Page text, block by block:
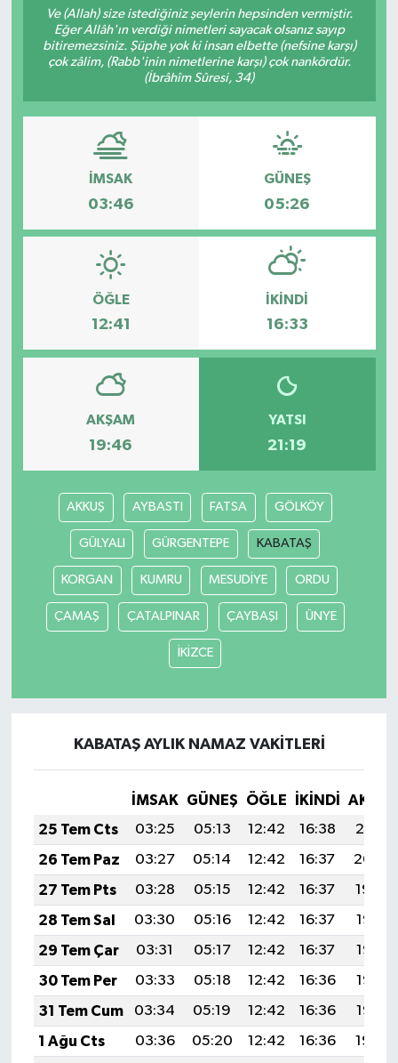
Ve (Allah) size istediğiniz şeylerin hepsinden vermiştir.
Eğer Allâh'ın verdiği nimetleri sayacak olsanız sayıp
bitiremezsiniz. Şüphe yok ki insan elbette (nefsine karşı)
çok zâlim, (Rabb'inin nimetlerine karşı) çok nankördür.
(İbrâhîm Sûresi, 34)
İMSAK
03:46
GÜNEŞ
05:26
ÖĞLE
12:41
İKINDI
16:33
AKŞAM
19:46
YATSI
21:19
AKKUŞ AYBASTI FATSA GÖLKÖY
GÜLYALI GÜRGENTEPE KABATAŞ
KORGAN KUMRU MESUDİYE ORDU
ÇAMAŞ ÇATALPINAR ÇAYBAŞI ÜNYE
İKİZCE
KABATAŞ AYLIK NAMAZ VAKITLERI
İMSAK GÜNEŞ ÖĞLE İKINDI
25 Tem Cts
03:25 05:13 12:42 16:38
20:01
26 Tem Paz
03:27 05:14 12:42 16:37
20:00
27 Tem Pts
03:28 05:15 12:42 16:37
19:59
28 Tem Sal
03:30 05:16 12:42 16:37
19:58
29 Tem Çar
03:31 05:17 12:42 16:37
19:57
30 Tem Per
03:33 05:18 12:42 16:36
19:56
31 Tem Cum
03:34 05:19 12:42 16:36
19:55
1 Ağu Cts
03:36 05:20 12:42 16:36
19:54
Resmi İlanlar